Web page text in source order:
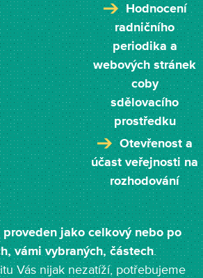
Hodnocení
radničního
periodika a
webových stránek
coby
sdělovacího
prostředku
Otevřenost a
účast veřejnosti na
rozhodování
jako celkový nebo po
vámi vybraných, částech.
Vás nijak nezatíží, potřebujeme